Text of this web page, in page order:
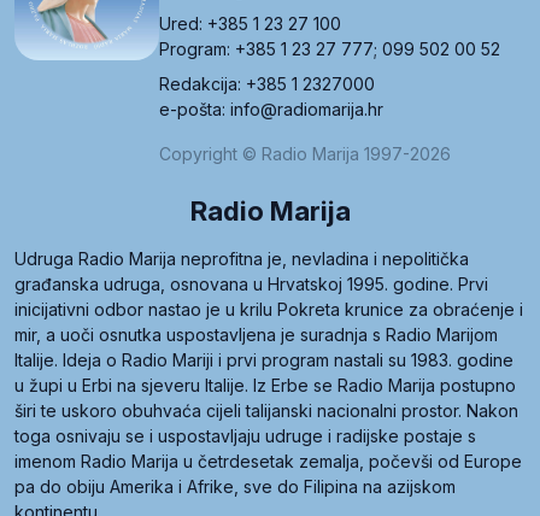
Ured: +385 1 23 27 100
Program: +385 1 23 27 777; 099 502 00 52
Redakcija: +385 1 2327000
e-pošta: info@radiomarija.hr
Copyright © Radio Marija 1997-2026
Radio Marija
Udruga Radio Marija neprofitna je, nevladina i nepolitička
građanska udruga, osnovana u Hrvatskoj 1995. godine. Prvi
inicijativni odbor nastao je u krilu Pokreta krunice za obraćenje i
mir, a uoči osnutka uspostavljena je suradnja s Radio Marijom
Italije. Ideja o Radio Mariji i prvi program nastali su 1983. godine
u župi u Erbi na sjeveru Italije. Iz Erbe se Radio Marija postupno
širi te uskoro obuhvaća cijeli talijanski nacionalni prostor. Nakon
toga osnivaju se i uspostavljaju udruge i radijske postaje s
imenom Radio Marija u četrdesetak zemalja, počevši od Europe
pa do obiju Amerika i Afrike, sve do Filipina na azijskom
kontinentu.